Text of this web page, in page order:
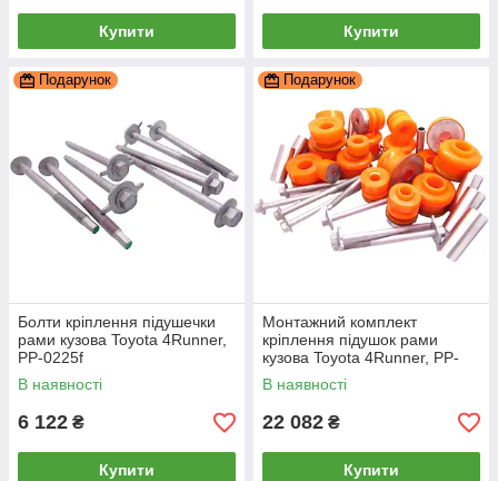
Купити Купити
Подарунок
Болти кріплення підушечки
рами кузова Toyota 4Runner,
PP-0225f
В наявності
6 122 ₴
Купити
Подарунок
Монтажний комплект
кріплення підушок рами
кузова Toyota 4Runner, PP-
0225g
В наявності
22 082 ₴
Купити